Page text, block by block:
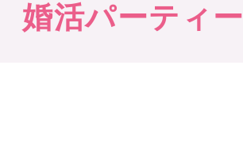
婚活パーティー